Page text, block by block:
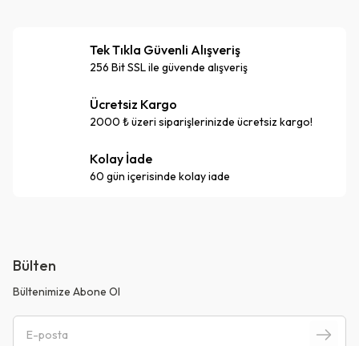
Tek Tıkla Güvenli Alışveriş
256 Bit SSL ile güvende alışveriş
Ücretsiz Kargo
2000 ₺ üzeri siparişlerinizde ücretsiz kargo!
Kolay İade
60 gün içerisinde kolay iade
Bülten
Bültenimize Abone Ol